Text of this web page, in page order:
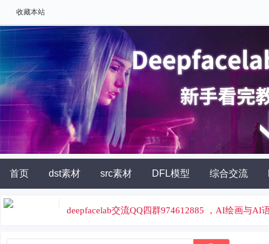
收藏本站
首页 dst素材 src素材 DFL模型 综合交流
AI角色扮演
deepfacelab交流QQ四群974612885 ，AI绘画与AI